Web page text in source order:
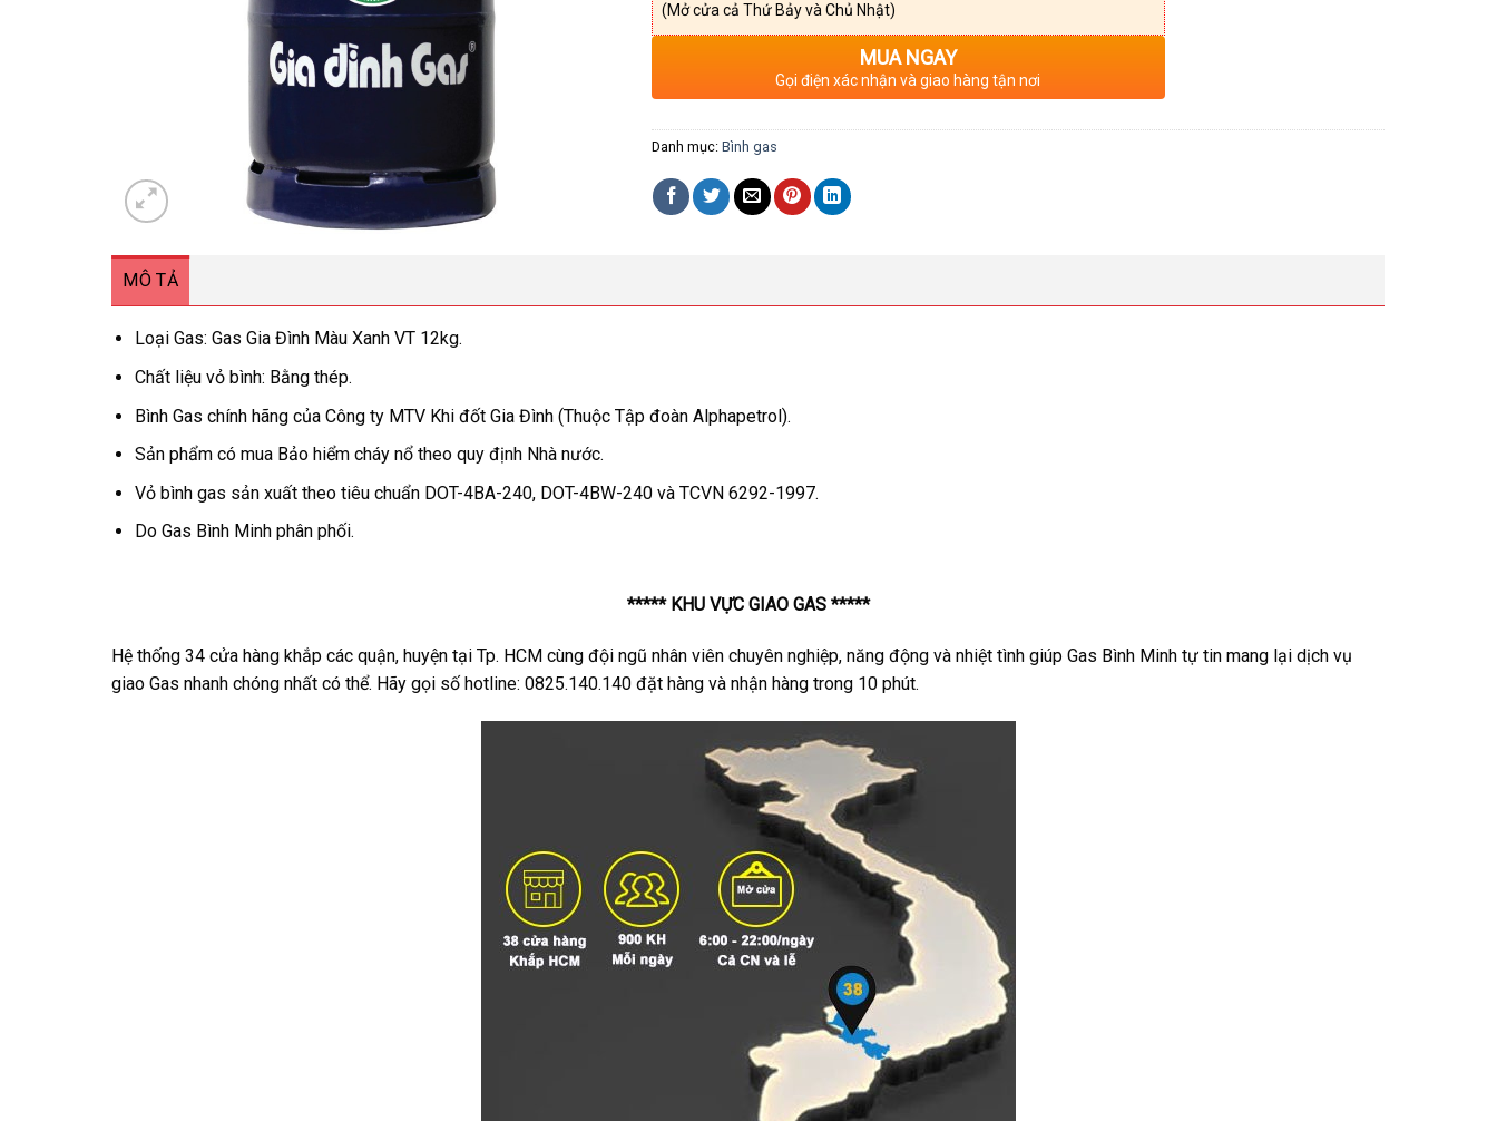
(Mở cửa cả Thứ Bảy và Chủ Nhật)
MUA NGAY
Gọi điện xác nhận và giao hàng tận nơi
Danh mục: Bình gas
MÔ TẢ
Loại Gas: Gas Gia Đình Màu Xanh VT 12kg.
Chất liệu vỏ bình: Bằng thép.
Bình Gas chính hãng của Công ty MTV Khi đốt Gia Đình (Thuộc Tập đoàn Alphapetrol).
Sản phẩm có mua Bảo hiểm cháy nổ theo quy định Nhà nước.
Vỏ bình gas sản xuất theo tiêu chuẩn DOT-4BA-240, DOT-4BW-240 và TCVN 6292-1997.
Do Gas Bình Minh phân phối.
***** KHU VỰC GIAO GAS *****
Hệ thống 34 cửa hàng khắp các quận, huyện tại Tp. HCM cùng đội ngũ nhân viên chuyên nghiệp, năng động và nhiệt tình giúp Gas Bình Minh tự tin mang lại dịch vụ
giao Gas nhanh chóng nhất có thể. Hãy gọi số hotline: 0825.140.140 đặt hàng và nhận hàng trong 10 phút.